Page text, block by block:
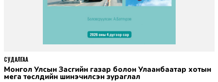
Монгол Улсын Засгийн газар болон Улаанбаатар хотын
мега төслүүдийн шинэчилсэн зураглал
СУДАЛГАА